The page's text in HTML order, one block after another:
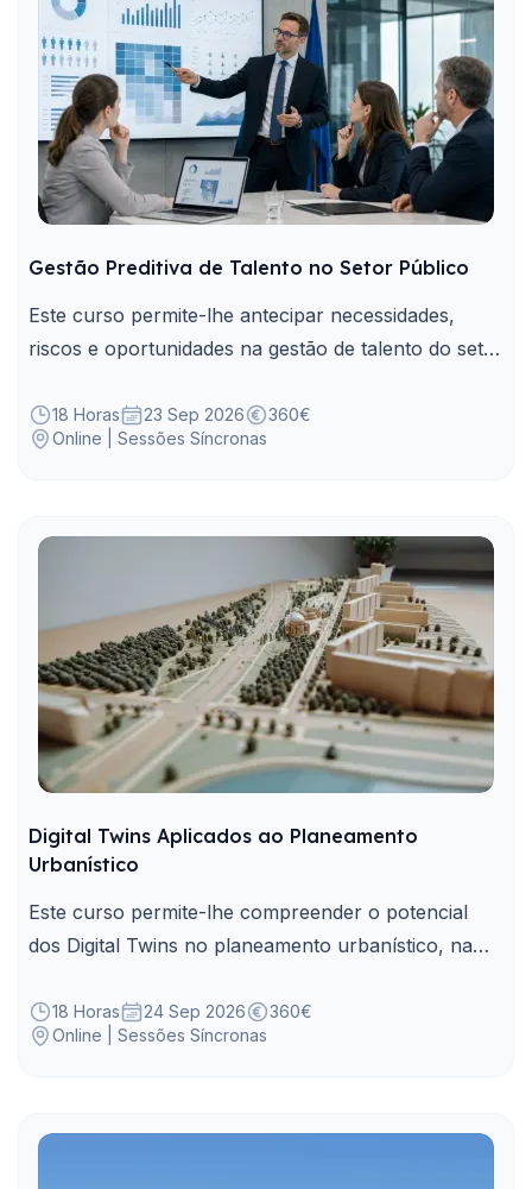
Gestão Preditiva de Talento no Setor Público
Este curso permite-lhe antecipar necessidades,
riscos e oportunidades na gestão de talento do setor
18 Horas 23 Sep 2026
360€
Online | Sessões Síncronas
Digital Twins Aplicados ao Planeamento
Urbanístico
Este curso permite-lhe compreender o potencial
dos Digital Twins no planeamento urbanístico, na
18 Horas 24 Sep 2026
360€
Online | Sessões Síncronas